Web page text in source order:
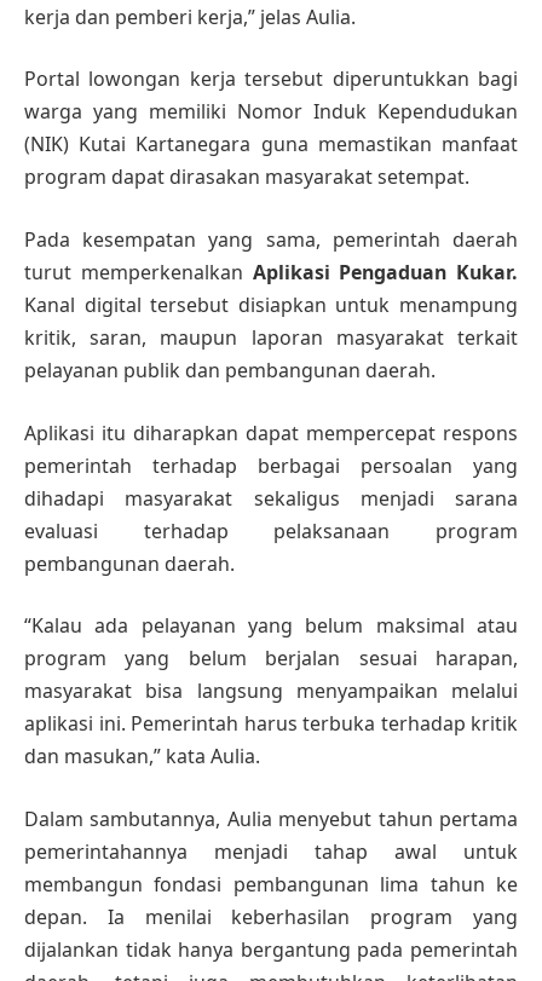
kerja dan pemberi kerja,” jelas Aulia.
Portal lowongan kerja tersebut diperuntukkan bagi
warga yang memiliki Nomor Induk Kependudukan
(NIK) Kutai Kartanegara guna memastikan manfaat
program dapat dirasakan masyarakat setempat.
Pada kesempatan yang sama, pemerintah daerah
turut memperkenalkan Aplikasi Pengaduan Kukar.
Kanal digital tersebut disiapkan untuk menampung
kritik, saran, maupun laporan masyarakat terkait
pelayanan publik dan pembangunan daerah.
Aplikasi itu diharapkan dapat mempercepat respons
pemerintah terhadap berbagai persoalan yang
dihadapi masyarakat sekaligus menjadi sarana
evaluasi terhadap pelaksanaan program
pembangunan daerah.
“Kalau ada pelayanan yang belum maksimal atau
program yang belum berjalan sesuai harapan,
masyarakat bisa langsung menyampaikan melalui
aplikasi ini. Pemerintah harus terbuka terhadap kritik
dan masukan,” kata Aulia.
Dalam sambutannya, Aulia menyebut tahun pertama
pemerintahannya menjadi tahap awal untuk
membangun fondasi pembangunan lima tahun ke
depan. Ia menilai keberhasilan program yang
dijalankan tidak hanya bergantung pada pemerintah